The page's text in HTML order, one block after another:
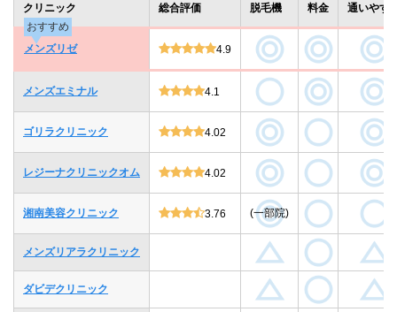
クリニック 総合評価 脱毛機 料金
通いやす
おすすめ
メンズリゼ
4.9
メンズエミナル 4.1
ゴリラクリニック 4.02
レジーナクリニックオム 4.02
湘南美容クリニック 3.76 (一部院)
メンズリアラクリニック
ダビデクリニック